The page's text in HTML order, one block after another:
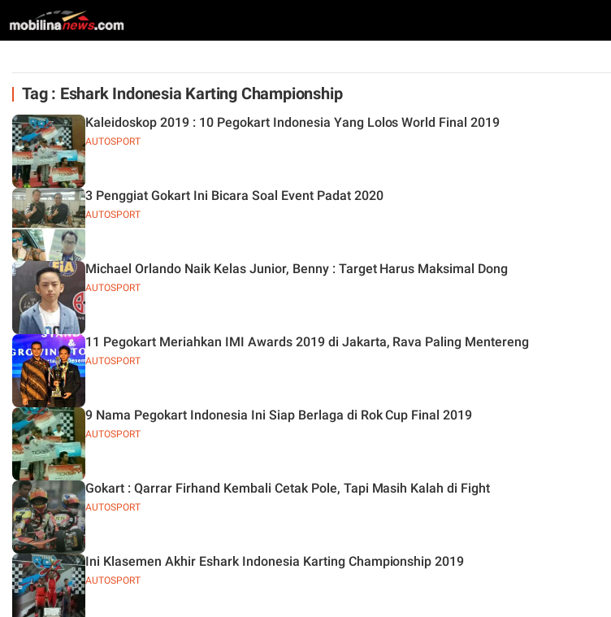
Tag : Eshark Indonesia Karting Championship
AUTOSPORT
Kaleidoskop 2019 : 10 Pegokart Indonesia Yang Lolos World Final 2019
AUTOSPORT
3 Penggiat Gokart Ini Bicara Soal Event Padat 2020
AUTOSPORT
Michael Orlando Naik Kelas Junior, Benny : Target Harus Maksimal Dong
AUTOSPORT
11 Pegokart Meriahkan IMI Awards 2019 di Jakarta, Rava Paling Mentereng
AUTOSPORT
9 Nama Pegokart Indonesia Ini Siap Berlaga di Rok Cup Final 2019
AUTOSPORT
Gokart : Qarrar Firhand Kembali Cetak Pole, Tapi Masih Kalah di Fight
AUTOSPORT
Ini Klasemen Akhir Eshark Indonesia Karting Championship 2019